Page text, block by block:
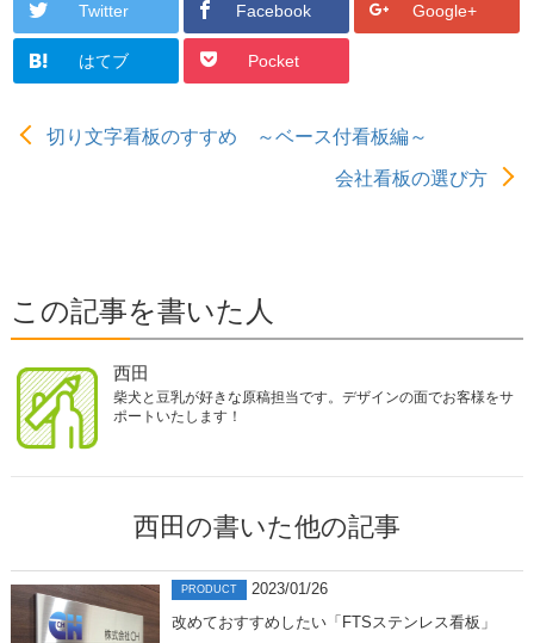
Twitter Facebook Google+
はてブ Pocket
切り文字看板のすすめ ～ベース付看板編～
会社看板の選び方
この記事を書いた人
西田
柴犬と豆乳が好きな原稿担当です。デザインの面でお客様をサ
ポートいたします！
西田の書いた他の記事
PRODUCT
2023/01/26
改めておすすめしたい「FTSステンレス看板」